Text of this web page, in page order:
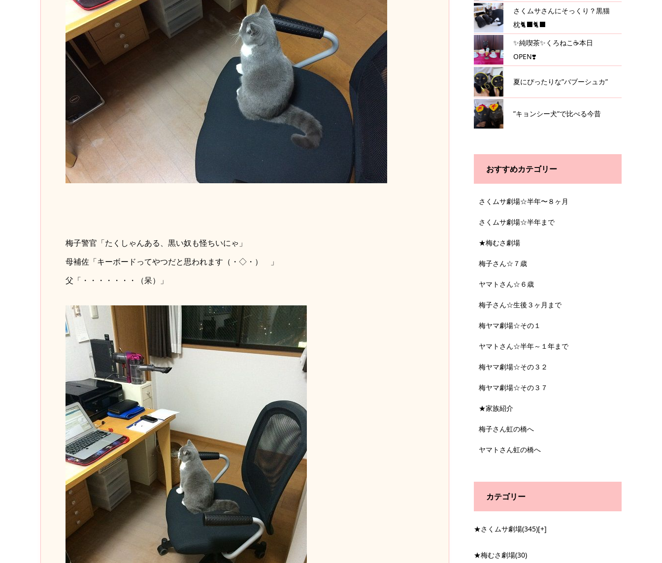
梅子警官「たくしゃんある、黒い奴も怪ちいにゃ」
母補佐「キーボードってやつだと思われます（・◇・）ゞ」
父「・・・・・・・（呆）」
さくムサさんにそっくり？黒猫
枕🐈‍⬛🐈‍⬛
✨純喫茶✨くろねこ☕️本日
OPEN❣️
夏にぴったりな”バブーシュカ”
”キョンシー犬”で比べる今昔
おすすめカテゴリー
さくムサ劇場☆半年〜８ヶ月
さくムサ劇場☆半年まで
★梅むさ劇場
梅子さん☆７歳
ヤマトさん☆６歳
梅子さん☆生後３ヶ月まで
梅ヤマ劇場☆その１
ヤマトさん☆半年～１年まで
梅ヤマ劇場☆その３２
梅ヤマ劇場☆その３７
★家族紹介
梅子さん虹の橋へ
ヤマトさん虹の橋へ
カテゴリー
★さくムサ劇場(345)[+]
★梅むさ劇場(30)